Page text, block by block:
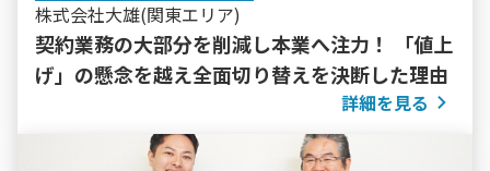
株式会社大雄(関東エリア)
契約業務の大部分を削減し本業へ注力！ 「値上
げ」の懸念を越え全面切り替えを決断した理由
詳細を見る